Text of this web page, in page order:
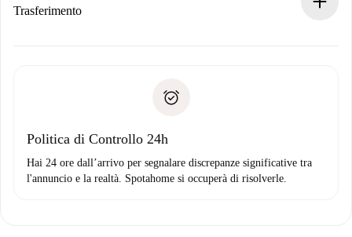
Se rifiutata: non ti addebiteremo nulla e ti proporremo
Domiciliazione del pagamento
Trasferimento
solo se non segnali problemi.
Politica di Controllo 24h
Hai 24 ore dall’arrivo per segnalare discrepanze significative tra
l'annuncio e la realtà. Spotahome si occuperà di risolverle.